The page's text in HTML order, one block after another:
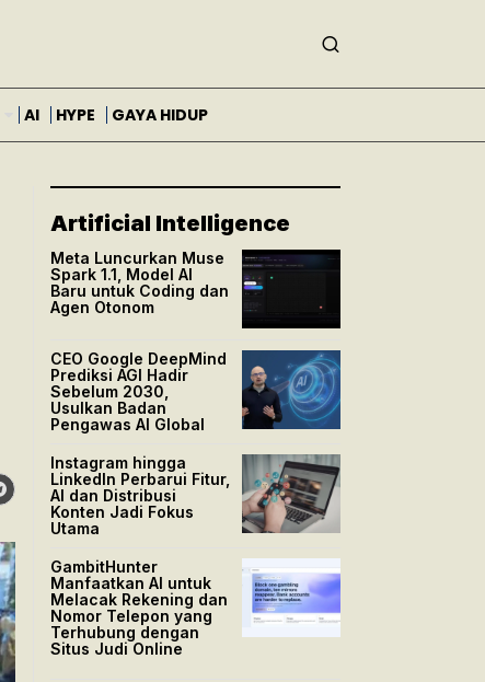
AI HYPE GAYA HIDUP
Artificial Intelligence
Meta Luncurkan Muse
Spark 1.1, Model AI
Baru untuk Coding dan
Agen Otonom
CEO Google DeepMind
Prediksi AGI Hadir
Sebelum 2030,
Usulkan Badan
Pengawas AI Global
Instagram hingga
LinkedIn Perbarui Fitur,
AI dan Distribusi
Konten Jadi Fokus
Utama
GambitHunter
Manfaatkan AI untuk
Melacak Rekening dan
Nomor Telepon yang
Terhubung dengan
Situs Judi Online